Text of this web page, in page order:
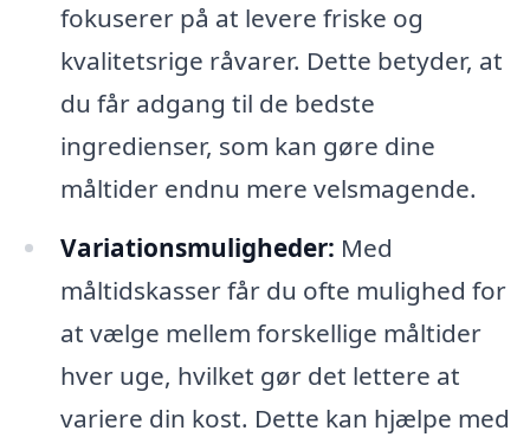
fokuserer på at levere friske og
kvalitetsrige råvarer. Dette betyder, at
du får adgang til de bedste
ingredienser, som kan gøre dine
måltider endnu mere velsmagende.
Variationsmuligheder: Med
måltidskasser får du ofte mulighed for
at vælge mellem forskellige måltider
hver uge, hvilket gør det lettere at
variere din kost. Dette kan hjælpe med